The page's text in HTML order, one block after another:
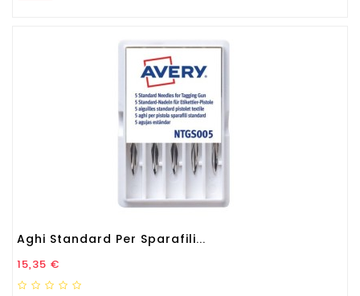
Aghi Standard Per Sparafili...
Prezzo
15,35 €